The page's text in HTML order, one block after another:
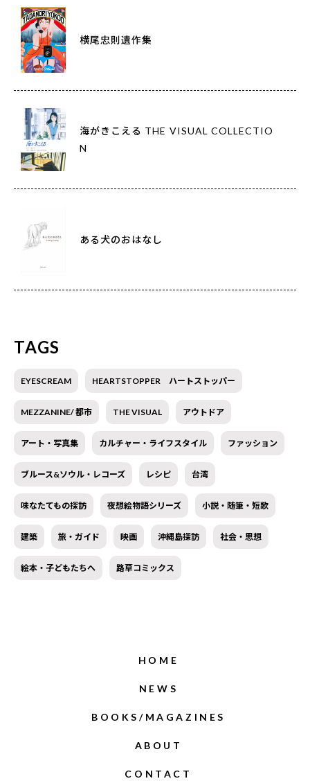
横尾忠則遺作集
海がきこえる THE VISUAL COLLECTIO
N
ある犬のおはなし
TAGS
EYESCREAM HEARTSTOPPER ハートストッパー
MEZZANINE/ 都市 THE VISUAL アウトドア
アート・写真集 カルチャー・ライフスタイル ファッション
ブルース&ソウル・レコーズ レシピ 台湾
味なたてもの探訪 夜想絵物語シリーズ 小説・随筆・短歌
建築 旅・ガイド 映画 沖縄島探訪 社会・思想
絵本・子どもたちへ 路草コミックス
HOME
NEWS
BOOKS/MAGAZINES
ABOUT
CONTACT